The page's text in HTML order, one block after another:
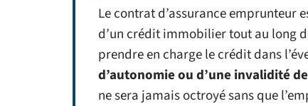
Le contrat d’assurance emprunteur
d’un crédit immobilier tout au long
prendre en charge le crédit dans
d’autonomie ou d’une invalidité
ne sera jamais octroyé sans que